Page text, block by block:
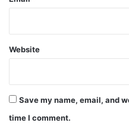
Website
Save my name, email, and
time I comment.